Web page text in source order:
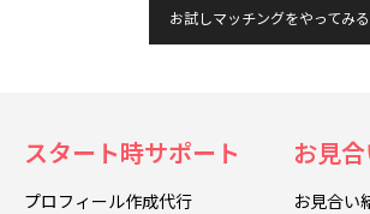
お試しマッチングをやってみる
スタート時サポート
プロフィール作成代行
お見
お見合い